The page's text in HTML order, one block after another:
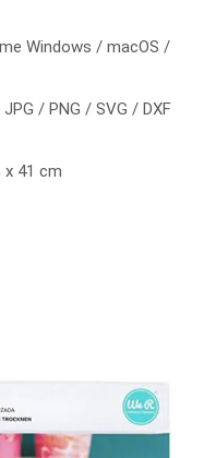
Windows / macOS /
/ PNG / SVG / DXF
x 41 cm